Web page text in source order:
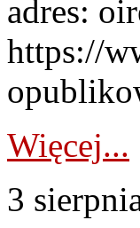
adres:
https://
Więcej...
3